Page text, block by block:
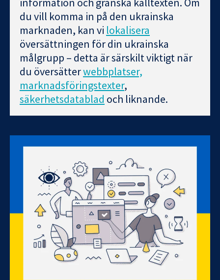
du vill komma in på den ukrainska
marknaden, kan vi lokalisera
översättningen för din ukrainska
målgrupp – detta är särskilt viktigt när
du översätterwebbplatser,
marknadsföringstexter,
säkerhetsdatablad och liknande.